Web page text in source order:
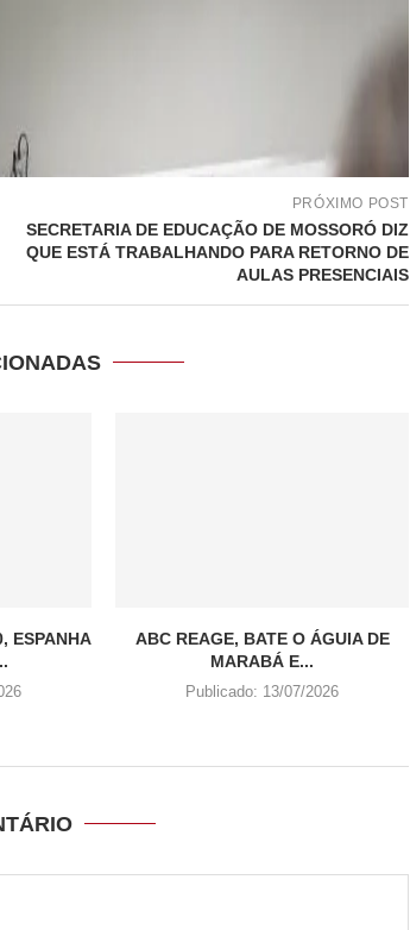
PRÓXIMO POST
SECRETARIA DE EDUCAÇÃO DE MOSSORÓ DIZ
QUE ESTÁ TRABALHANDO PARA RETORNO DE
AULAS PRESENCIAIS
ESPANHA
ABC REAGE, BATE O ÁGUIA DE
MARABÁ E...
Publicado: 13/07/2026